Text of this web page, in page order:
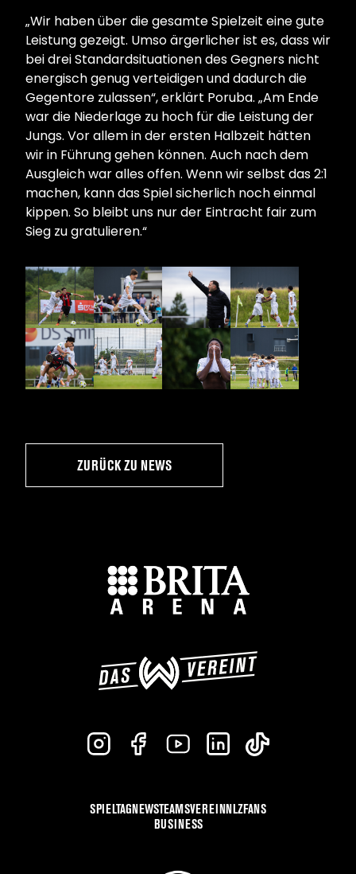
„Wir haben über die gesamte Spielzeit eine gute
Leistung gezeigt. Umso ärgerlicher ist es, dass wir
bei drei Standardsituationen des Gegners nicht
energisch genug verteidigen und dadurch die
Gegentore zulassen“, erklärt Poruba. „Am Ende
war die Niederlage zu hoch für die Leistung der
Jungs. Vor allem in der ersten Halbzeit hätten
wir in Führung gehen können. Auch nach dem
Ausgleich war alles offen. Wenn wir selbst das 2:1
machen, kann das Spiel sicherlich noch einmal
kippen. So bleibt uns nur der Eintracht fair zum
Sieg zu gratulieren.“
ZURÜCK ZU NEWS
SPIELTAGNEWSTEAMSVEREIN NLZFANS
BUSINESS